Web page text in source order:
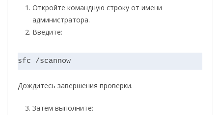
Откройте командную строку от имени
администратора.
Введите:
Дождитесь завершения проверки.
Затем выполните: